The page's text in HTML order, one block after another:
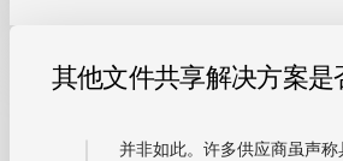
其他文件共享解决方案是
并非如此。许多供应商虽声